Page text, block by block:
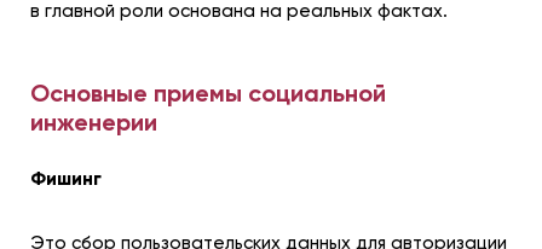
в главной роли основана на реальных фактах.
Основные приемы социальной
инженерии
Фишинг
Это сбор пользовательских данных для авторизации